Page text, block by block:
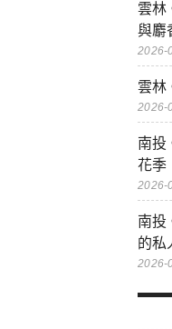
雲林
與麝
2026-
雲林
2026-
南投
花季
2026-
南投
的私
2026-